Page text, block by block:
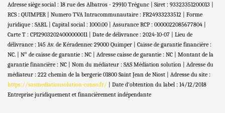
Adresse siège social : 18 rue des Albatros - 29910 Trégunc | Siret : 93323351200013 |
RCS : QUIMPER | Numero TVA Intracommunautaire : FR24933233512 | Forme
juridique : SARL | Capital social : 1000.00 | Assurance RCP : 0000022085677804 |
Carte T : CPI29032024000000011 | Date de délivrance : 2024-10-07 | Lieu de
délivrance : 145 Av. de Kéradennec 29000 Quimper | Caisse de garantie financière :
NC. | N° de caisse de garantie : NC | Adresse caisse de garantie : NC | Montant de la
garantie financière : NC | Nom du médiateur : SAS Médiation solution | Adresse du
médiateur : 222 chemin de la bergerie 01800 Saint Jean de Niost | Adresse du site :
https://sasmediationsolution-conso.fr/ | Date d'obtention du label : 14/12/2018
Entreprise juridiquement et financièrement indépendante